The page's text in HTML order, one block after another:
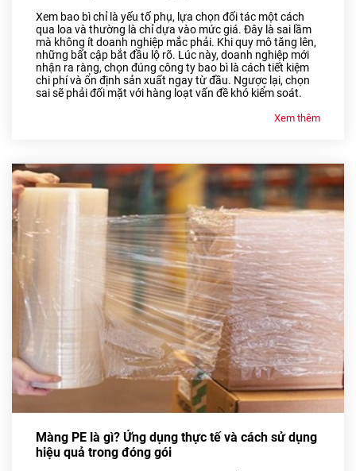
Xem bao bì chỉ là yếu tố phụ, lựa chọn đối tác một cách
qua loa và thường là chỉ dựa vào mức giá. Đây là sai lầm
mà không ít doanh nghiệp mắc phải. Khi quy mô tăng lên,
những bất cập bắt đầu lộ rõ. Lúc này, doanh nghiệp mới
nhận ra ràng, chọn đúng công ty bao bì là cách tiết kiệm
chi phí và ổn định sản xuất ngay từ đầu. Ngược lại, chọn
sai sẽ phải đối mặt với hàng loạt vấn đề khó kiểm soát.
Xem thêm
Màng PE là gì? Ứng dụng thực tế và cách sử dụng
hiệu quả trong đóng gói